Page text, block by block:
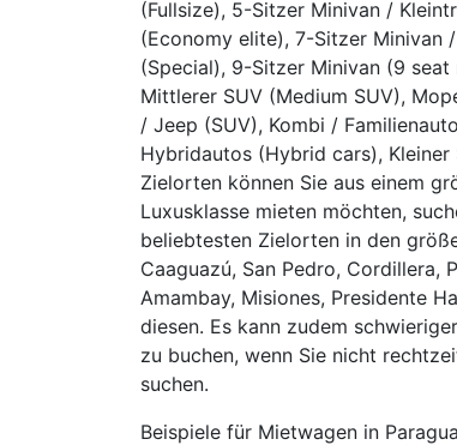
(Fullsize), 5-Sitzer Minivan /
(Economy elite), 7-Sitzer Minivan
(Special), 9-Sitzer Minivan (9
Mittlerer SUV (Medium SUV),
/ Jeep (SUV), Kombi /
Hybridautos (Hybrid cars),
Zielorten können Sie aus einem
Luxusklasse mieten möchten,
beliebtesten Zielorten in den
Caaguazú, San Pedro, Cordillera,
Amambay, Misiones, Presidente
diesen. Es kann zudem
zu buchen, wenn Sie nicht
suchen.
Beispiele für Mietwagen in